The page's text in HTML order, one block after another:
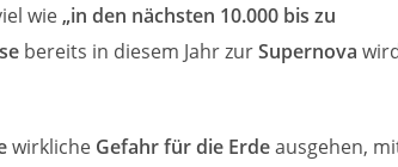
wie„in den nächsten 10.000 bis zu
bereits in diesem Jahr zurSupernova
wirkliche Gefahr für die Erdeausgehen,